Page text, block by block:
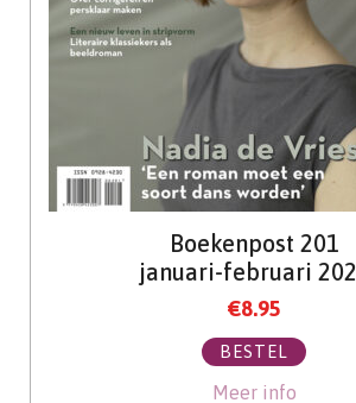
Boekenpost 201
januari-februari
€8.95
BESTEL
Meer info